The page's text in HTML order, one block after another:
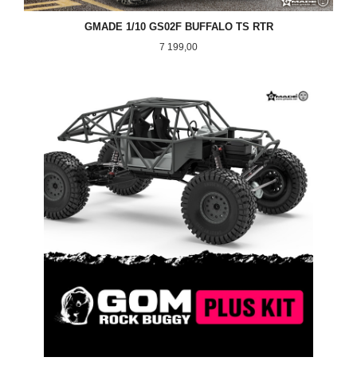
GMADE 1/10 GS02F BUFFALO TS RTR
Pris
7 199,00